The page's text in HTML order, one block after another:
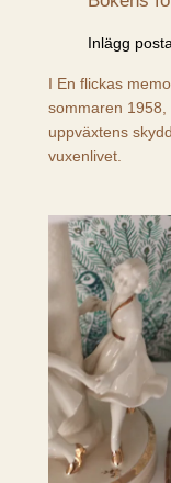
Inlägg
I En flickas
sommaren
uppväxtens
vuxenlivet.